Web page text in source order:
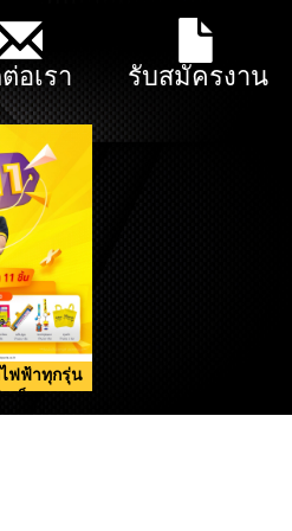
อเรา รับสมัครงาน
ฟฟ้าทุกรุ่น
เต็ม